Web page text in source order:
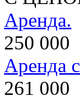
Аренда.
250 000
Аренда
261 000